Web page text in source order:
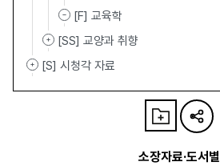
[F] 교육학
[SS] 교양과 취향
[S] 시청각 자료
소장자료·도서별